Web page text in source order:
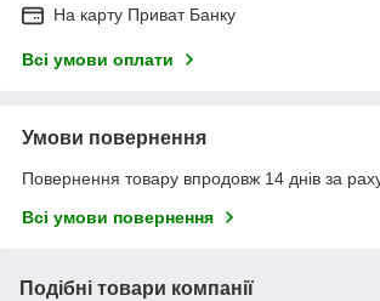
На карту Приват Банку
Всі умови оплати
Умови повернення
Повернення товару впродовж 14 днів за
Всі умови повернення
Подібні товари компанії